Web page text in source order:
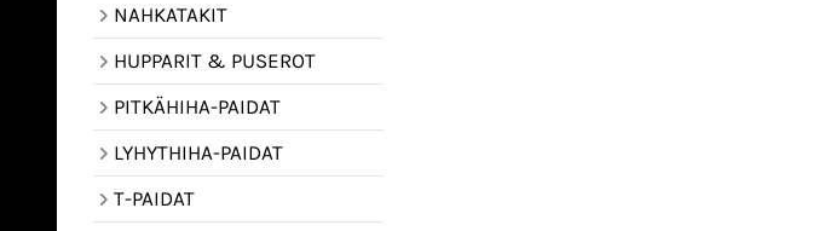
NAHKATAKIT
HUPPARIT & PUSEROT
PITKÄHIHA-PAIDAT
LYHYTHIHA-PAIDAT
T-PAIDAT